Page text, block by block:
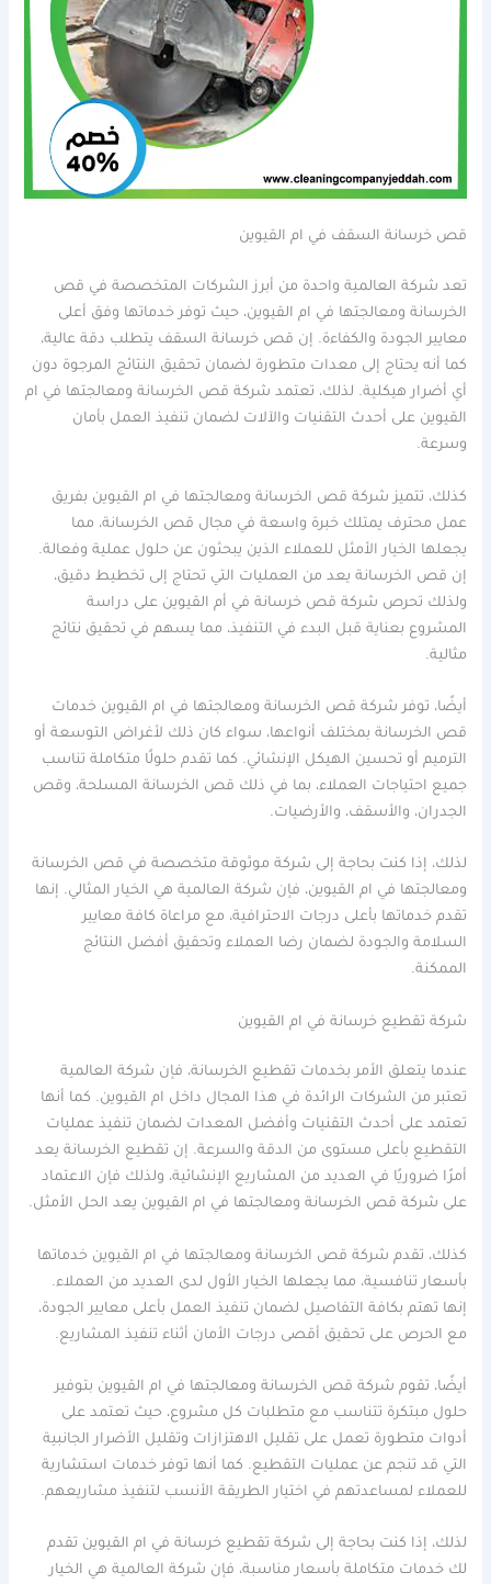
قص خرسانة السقف في ام القيوين
تعد شركة العالمية واحدة من أبرز الشركات المتخصصة في قص
الخرسانة ومعالجتها في ام القيوين، حيث توفر خدماتها وفق أعلى
معايير الجودة والكفاءة. إن قص خرسانة السقف يتطلب دقة عالية،
كما أنه يحتاج إلى معدات متطورة لضمان تحقيق النتائج المرجوة دون
أي أضرار هيكلية. لذلك، تعتمد شركة قص الخرسانة ومعالجتها في ام
القيوين على أحدث التقنيات والآلات لضمان تنفيذ العمل بأمان
وسرعة.
كذلك، تتميز شركة قص الخرسانة ومعالجتها في ام القيوين بفريق
عمل محترف يمتلك خبرة واسعة في مجال قص الخرسانة، مما
يجعلها الخيار الأمثل للعملاء الذين يبحثون عن حلول عملية وفعالة.
إن قص الخرسانة يعد من العمليات التي تحتاج إلى تخطيط دقيق،
ولذلك تحرص شركة قص خرسانة في أم القيوين على دراسة
المشروع بعناية قبل البدء في التنفيذ، مما يسهم في تحقيق نتائج
مثالية.
أيضًا، توفر شركة قص الخرسانة ومعالجتها في ام القيوين خدمات
قص الخرسانة بمختلف أنواعها، سواء كان ذلك لأغراض التوسعة أو
الترميم أو تحسين الهيكل الإنشائي. كما تقدم حلولًا متكاملة تناسب
جميع احتياجات العملاء، بما في ذلك قص الخرسانة المسلحة، وقص
الجدران، والأسقف، والأرضيات.
لذلك، إذا كنت بحاجة إلى شركة موثوقة متخصصة في قص الخرسانة
ومعالجتها في ام القيوين، فإن شركة العالمية هي الخيار المثالي. إنها
تقدم خدماتها بأعلى درجات الاحترافية، مع مراعاة كافة معايير
السلامة والجودة لضمان رضا العملاء وتحقيق أفضل النتائج
الممكنة.
شركة تقطيع خرسانة في ام القيوين
عندما يتعلق الأمر بخدمات تقطيع الخرسانة، فإن شركة العالمية
تعتبر من الشركات الرائدة في هذا المجال داخل ام القيوين. كما أنها
تعتمد على أحدث التقنيات وأفضل المعدات لضمان تنفيذ عمليات
التقطيع بأعلى مستوى من الدقة والسرعة. إن تقطيع الخرسانة يعد
أمرًا ضروريًا في العديد من المشاريع الإنشائية، ولذلك فإن الاعتماد
على شركة قص الخرسانة ومعالجتها في ام القيوين يعد الحل الأمثل.
كذلك، تقدم شركة قص الخرسانة ومعالجتها في ام القيوين خدماتها
بأسعار تنافسية، مما يجعلها الخيار الأول لدى العديد من العملاء.
إنها تهتم بكافة التفاصيل لضمان تنفيذ العمل بأعلى معايير الجودة،
مع الحرص على تحقيق أقصى درجات الأمان أثناء تنفيذ المشاريع.
أيضًا، تقوم شركة قص الخرسانة ومعالجتها في ام القيوين بتوفير
حلول مبتكرة تتناسب مع متطلبات كل مشروع، حيث تعتمد على
أدوات متطورة تعمل على تقليل الاهتزازات وتقليل الأضرار الجانبية
التي قد تنجم عن عمليات التقطيع. كما أنها توفر خدمات استشارية
للعملاء لمساعدتهم في اختيار الطريقة الأنسب لتنفيذ مشاريعهم.
لذلك، إذا كنت بحاجة إلى شركة تقطيع خرسانة في ام القيوين تقدم
لك خدمات متكاملة بأسعار مناسبة، فإن شركة العالمية هي الخيار